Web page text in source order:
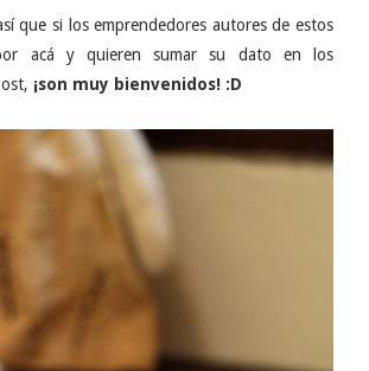
que si los emprendedores autores de estos
acá y quieren sumar su dato en los
¡son muy bienvenidos! :D